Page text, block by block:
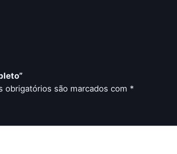
obrigatórios são marcados com *